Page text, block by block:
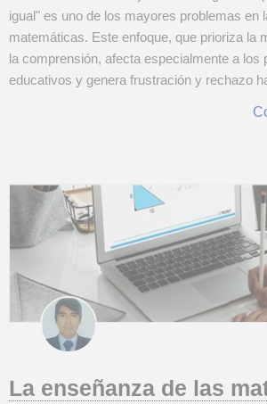
igual" es uno de los mayores problemas en
matemáticas. Este enfoque, que prioriza la
la comprensión, afecta especialmente a los
educativos y genera frustración y rechazo
matemáticas Aunque la memorización es
La enseñanza de las